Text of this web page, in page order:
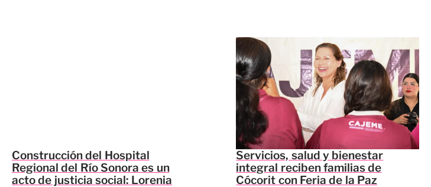
Construcción del Hospital
Regional del Río Sonora es un
acto de justicia social: Lorenia
Servicios, salud y bienestar
integral reciben familias de
Cócorit con Feria de la Paz